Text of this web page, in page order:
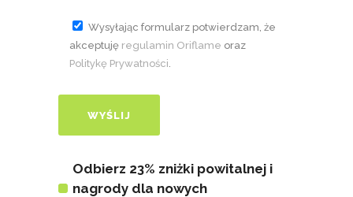
Wysyłając formularz potwierdzam, że
akceptuję regulamin Oriflame oraz
Politykę Prywatności
Odbierz 23% zniżki powitalnej i
nagrody dla nowych